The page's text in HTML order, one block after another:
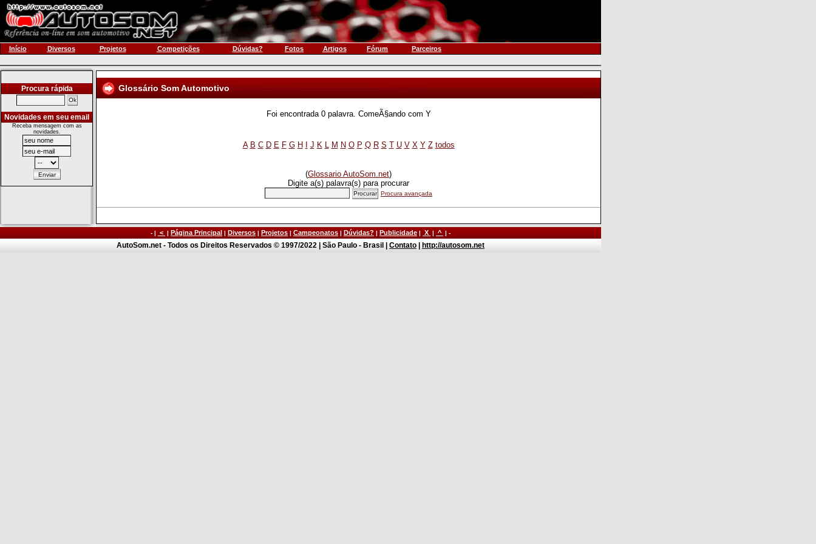
Início Diversos Projetos Competições Dúvidas? Fotos Artigos Fórum Parceiros
Procura rápida
Novidades em seu email
Receba mensagem com as
novidades.
Glossário Som Automotivo
Foi encontrada 0 palavra. ComeÃ§ando com Y
A B C D E F G H J K L M N O P Q R S T U V X Y Z todos
(Glossario AutoSom.net)
Digite a(s) palavra(s) para procurar
Procura avançada
- | < | Página Principal | Diversos | Projetos | Campeonatos | Dúvidas? | Publicidade | X | ^ | -
AutoSom.net - Todos os Direitos Reservados © 1997/2022 | São Paulo - Brasil | Contato http://autosom.net